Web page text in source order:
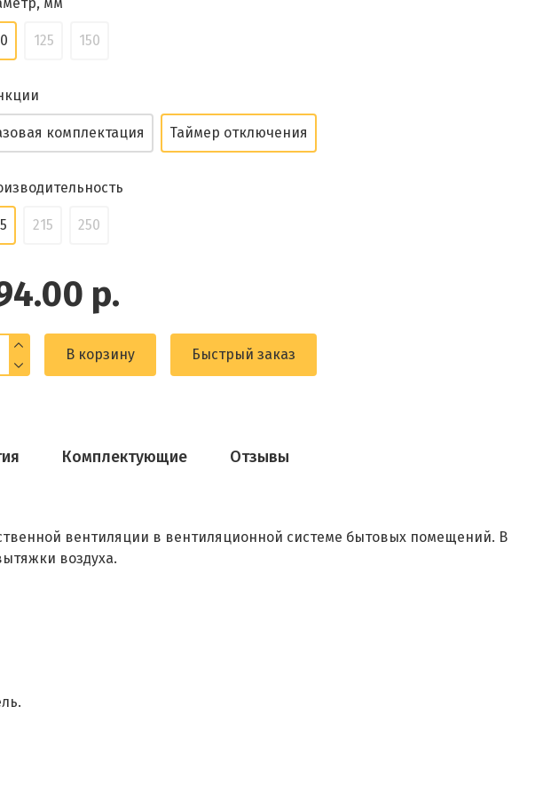
р.
125 150
комплектация Таймер отключения
215 250
В корзину Быстрый заказ
Комплектующие Отзывы
вентиляции в вентиляционной системе бытовых помещений. В
воздуха.